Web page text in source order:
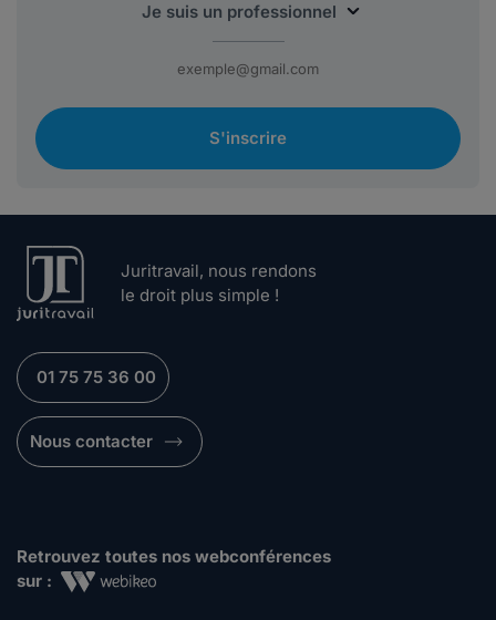
S'inscrire
Juritravail, nous rendons
le droit plus simple !
01 75 75 36 00
Nous contacter
Retrouvez toutes nos webconférences
sur :